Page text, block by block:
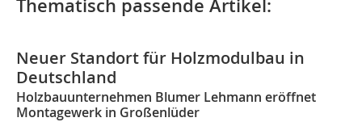
Thematisch passende Artikel:
Neuer Standort für Holzmodulbau in
Deutschland
Holzbauunternehmen Blumer Lehmann eröffnet
Montagewerk in Großenlüder